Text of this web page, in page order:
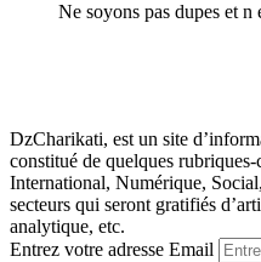
Ne soyons pas dupes et n
DzCharikati, est un site
constitué de quelques
International, Numérique,
secteurs qui seront gratifiés
analytique, etc.
Entrez votre adresse Email